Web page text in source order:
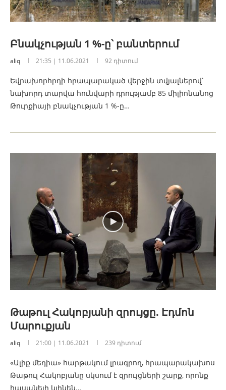
Բնակչության 1 %-ը՝ բանտերում
aliq 21:35 | 11.06.2021 92 դիտում
Եվրախորհրդի հրապարակած վերջին տվյալներով՝
նախորդ տարվա հունվարի դրությամբ 85 միլիոնանոց
Թուրքիայի բնակչության 1 %-ը…
Թաթուլ Հակոբյանի զրույցը. Էդմոն
Մարուքյան
aliq 21:00 | 11.06.2021 239 դիտում
«Ալիք մեդիա» հարթակում լրագրող, հրապարակախոս
Թաթուլ Հակոբյանը սկսում է զրույցների շարք, որոնք
հասանելի կլինեն…